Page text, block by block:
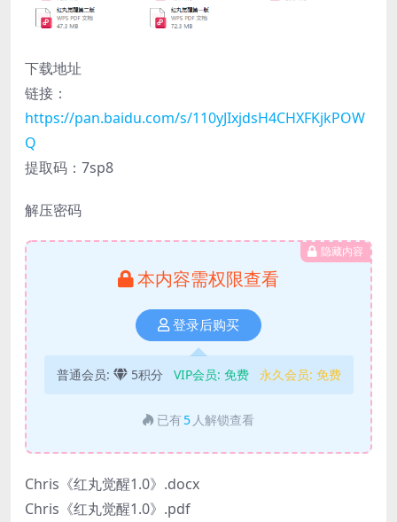
下载地址
链接：
https://pan.baidu.com/s/110yJIxjdsH4CHXFKjkPOW
Q
提取码：7sp8
解压密码
隐藏内容
本内容需权限查看
登录后购买
普通会员: 5积分 VIP会员: 免费 永久会员: 免费
已有 5 人解锁查看
Chris《红丸觉醒1.0》.docx
Chris《红丸觉醒1.0》.pdf